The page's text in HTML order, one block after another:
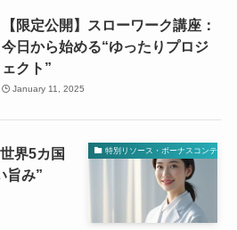
【限定公開】スローワーク講座：
今日から始める“ゆったりプロジ
ェクト”
January 11, 2025
特別リソース・ボーナスコンテンツ
界5カ国
旨み”